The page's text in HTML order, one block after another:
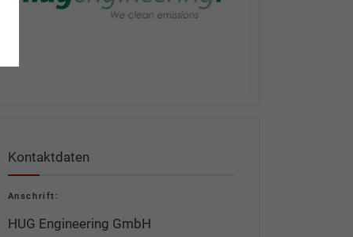
Kontaktdaten
Anschrift:
HUG Engineering GmbH